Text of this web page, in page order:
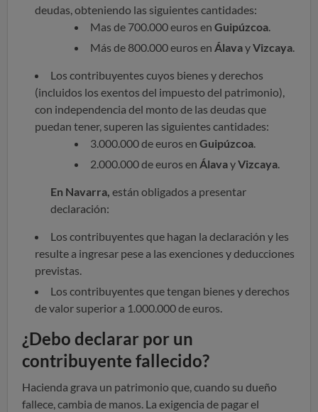
deudas, obteniendo las siguientes cantidades:
Mas de 700.000 euros en Guipúzcoa
Más de 800.000 euros en ÁlavayVizcaya
Los contribuyentes cuyos bienes y derechos
(incluidos los exentos del impuesto del patrimonio),
con independencia del monto de las deudas que
puedan tener, superen las siguientes cantidades:
3.000.000 de euros en Guipúzcoa
2.000.000 de euros en ÁlavayVizcaya
En Navarra, están obligados a presentar
declaración:
Los contribuyentes que hagan la declaración y les
resulte a ingresar pese a las exenciones y deducciones
previstas.
Los contribuyentes que tengan bienes y derechos
de valor superior a 1.000.000 de euros.
¿Debo declarar por un
contribuyente fallecido?
Hacienda grava un patrimonio que, cuando su dueño
fallece, cambia de manos. La exigencia de pagar el